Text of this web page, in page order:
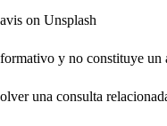
on Unsplash
y no constituye un
una consulta